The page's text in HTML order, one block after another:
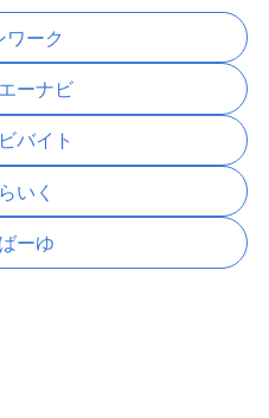
ワーク
ーナビ
バイト
いく
ーゆ